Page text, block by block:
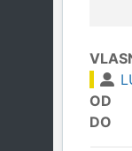
OD
DO